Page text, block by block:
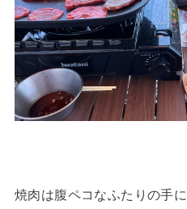
焼肉は腹ペコなふたりの手